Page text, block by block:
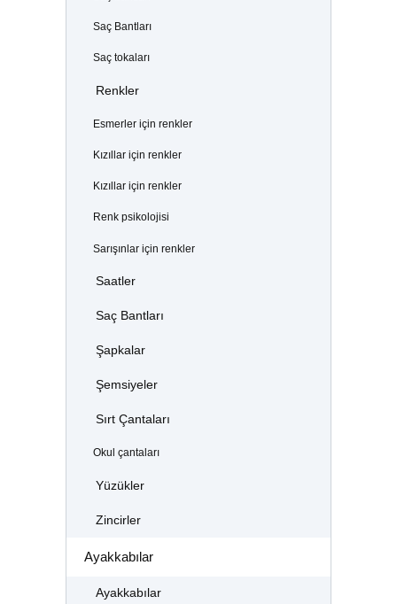
Saç Bantları
Saç tokaları
Renkler
Esmerler için renkler
Kızıllar için renkler
Kızıllar için renkler
Renk psikolojisi
Sarışınlar için renkler
Saatler
Saç Bantları
Şapkalar
Şemsiyeler
Sırt Çantaları
Okul çantaları
Yüzükler
Zincirler
Ayakkabılar
Ayakkabılar